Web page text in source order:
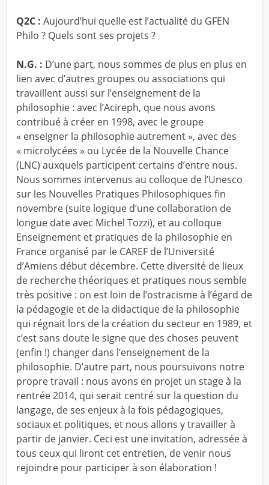
Q2C : Aujourd’hui quelle est l’actualité du GFEN
Philo ? Quels sont ses projets ?
N.G. : D’une part, nous sommes de plus en plus en
lien avec d’autres groupes ou associations qui
travaillent aussi sur l’enseignement de la
philosophie : avec l’Acireph, que nous avons
contribué à créer en 1998, avec le groupe
« enseigner la philosophie autrement », avec des
« microlycées » ou Lycée de la Nouvelle Chance
(LNC) auxquels participent certains d’entre nous.
Nous sommes intervenus au colloque de l’Unesco
sur les Nouvelles Pratiques Philosophiques fin
novembre (suite logique d’une collaboration de
longue date avec Michel Tozzi), et au colloque
Enseignement et pratiques de la philosophie en
France organisé par le CAREF de l’Université
d’Amiens début décembre. Cette diversité de lieux
de recherche théoriques et pratiques nous semble
très positive : on est loin de l’ostracisme à l’égard de
la pédagogie et de la didactique de la philosophie
qui régnait lors de la création du secteur en 1989, et
c’est sans doute le signe que des choses peuvent
(enfin !) changer dans l’enseignement de la
philosophie. D’autre part, nous poursuivons notre
propre travail : nous avons en projet un stage à la
rentrée 2014, qui serait centré sur la question du
langage, de ses enjeux à la fois pédagogiques,
sociaux et politiques, et nous allons y travailler à
partir de janvier. Ceci est une invitation, adressée à
tous ceux qui liront cet entretien, de venir nous
rejoindre pour participer à son élaboration !